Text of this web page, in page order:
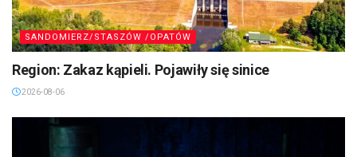
SANDOMIERZ/STASZÓW /OPATÓW
Region: Zakaz kąpieli. Pojawiły się sinice
2026-08-06